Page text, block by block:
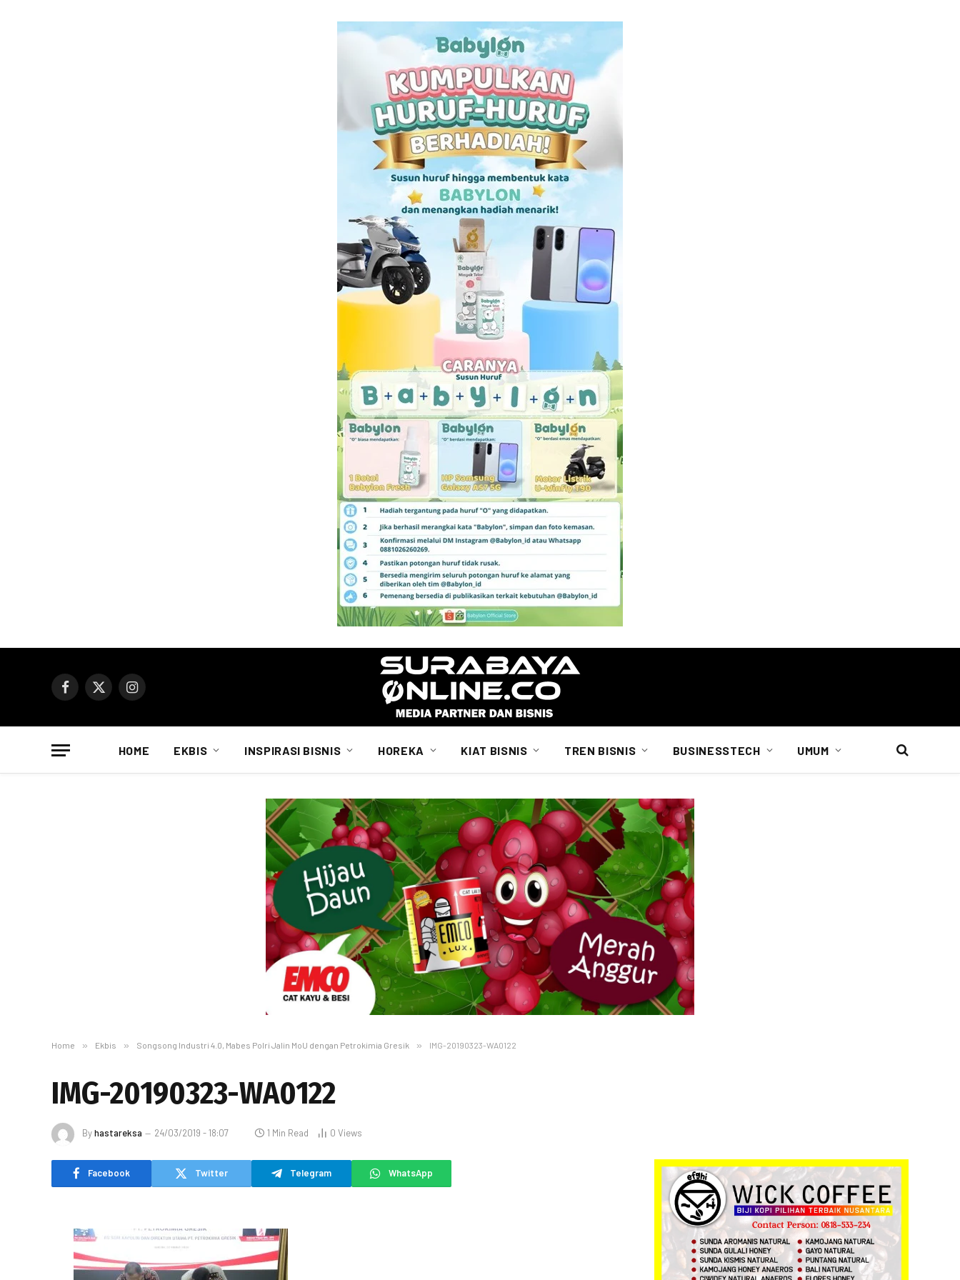
Facebook
X
Instagram
HOME EKBIS INSPIRASI BISNIS HOREKA KIAT BISNIS TREN BISNIS BUSINESSTECH UMUM
Home » Ekbis » Songsong Industri 4.0, Mabes Polri Jalin MoU dengan Petrokimia Gresik » IMG-20190323-WA0122
IMG-20190323-WA0122
Byhastareksa 24/03/2019 - 18:07 1 Min Read 0 Views
Facebook Twitter Telegram WhatsApp